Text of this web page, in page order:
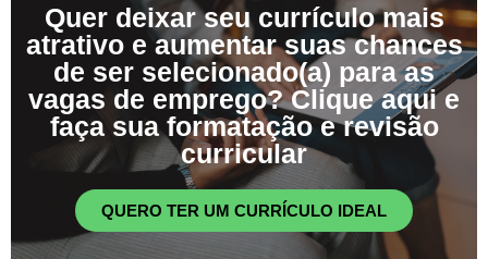
Quer deixar seu currículo mais
atrativo e aumentar suas chances
de ser selecionado(a) para as
vagas de emprego? Clique aqui e
faça sua formatação e revisão
curricular
QUERO TER UM CURRÍCULO IDEAL